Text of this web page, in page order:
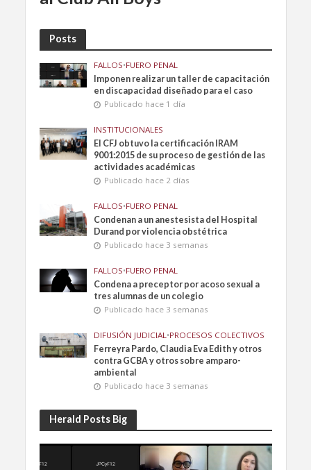
Posts
FALLOS•FUERO PENAL
Imponen realizar un taller de capacitación
en discapacidad diseñado para el caso
Publicado hace 1 día
INSTITUCIONALES
El CFJ obtuvo la certificación IRAM
9001:2015 de su proceso de gestión de las
actividades académicas
Publicado hace 2 días
FALLOS•FUERO PENAL
Condenan a un anestesista del Hospital
Durand por violencia obstétrica
Publicado hace 3 semanas
FALLOS•FUERO PENAL
Condena a preceptor por acoso sexual a
tres alumnas de un colegio
Publicado hace 3 semanas
DIFUSIÓN JUDICIAL•PROCESOS COLECTIVOS
Ferreyra Pardo, Claudia Eva Edith y otros
contra GCBA y otros sobre amparo-
ambiental
Publicado hace 3 semanas
Herald Posts Big